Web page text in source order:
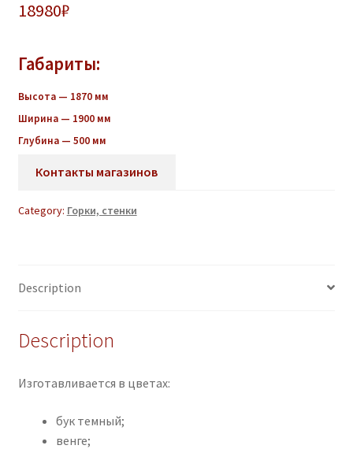
18980₽
Габариты:
Высота — 1870 мм
Ширина — 1900 мм
Глубина — 500 мм
Контакты магазинов
Category: Горки, стенки
Description
Description
Изготавливается в цветах:
бук темный;
венге;